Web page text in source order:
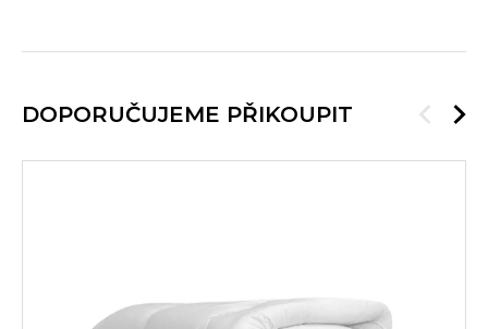
DOPORUČUJEME PŘIKOUPIT